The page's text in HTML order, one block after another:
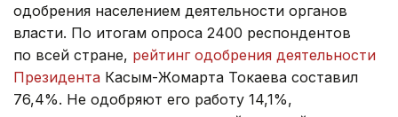
одобрения населением деятельности органов
власти. По итогам опроса 2400 респондентов
по всей стране, рейтинг одобрения деятельности
Президента Касым-Жомарта Токаева составил
76,4%. Не одобряют его работу 14,1%,